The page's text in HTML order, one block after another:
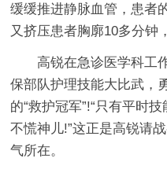
缓缓推进静脉血管，患者
又挤压患者胸廓10多分钟
高锐在急诊医学科工
保部队护理技能大比武，
的“救护冠军”!“只有平时
不慌神儿!”这正是高锐请
气所在。